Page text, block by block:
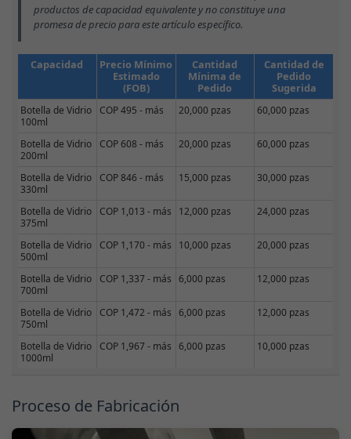
productos de capacidad equivalente y no constituye una
promesa de precio para este artículo específico.
Capacidad
Precio Mínimo
Estimado
(FOB)
Cantidad
Mínima de
Pedido
Cantidad de
Pedido
Sugerida
Botella de Vidrio
100ml
COP 495 - más 20,000 pzas 60,000 pzas
Botella de Vidrio
200ml
COP 608 - más 20,000 pzas 60,000 pzas
Botella de Vidrio
330ml
COP 846 - más 15,000 pzas 30,000 pzas
Botella de Vidrio
375ml
COP 1,013 - más 12,000 pzas 24,000 pzas
Botella de Vidrio
500ml
COP 1,170 - más 10,000 pzas 20,000 pzas
Botella de Vidrio
700ml
COP 1,337 - más 6,000 pzas 12,000 pzas
Botella de Vidrio
750ml
COP 1,472 - más 6,000 pzas 12,000 pzas
Botella de Vidrio
1000ml
COP 1,967 - más 6,000 pzas 10,000 pzas
Proceso de Fabricación